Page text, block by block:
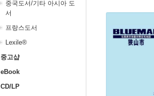
중국도서/기타 아시아 도
서
프랑스도서
Lexile®
중고샵
eBook
CD/LP